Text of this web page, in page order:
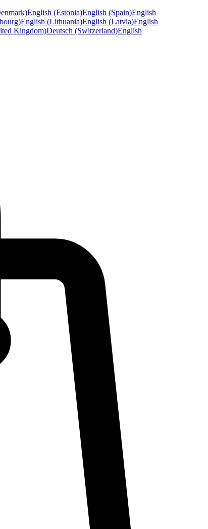
English (Estonia)English (Spain)English
English (Lithuania)English (Latvia)English
Kingdom)Deutsch (Switzerland)English